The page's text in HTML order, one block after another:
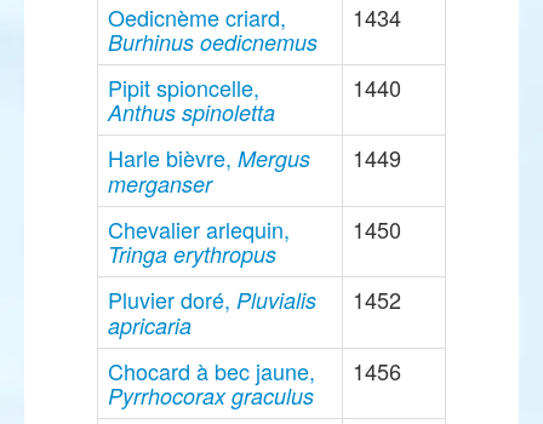
Oedicnème criard,
Burhinus oedicnemus
1434
Pipit spioncelle,
Anthus spinoletta
1440
Harle bièvre, Mergus
merganser
1449
Chevalier arlequin,
Tringa erythropus
1450
Pluvier doré, Pluvialis
apricaria
1452
Chocard à bec jaune,
Pyrrhocorax graculus
1456